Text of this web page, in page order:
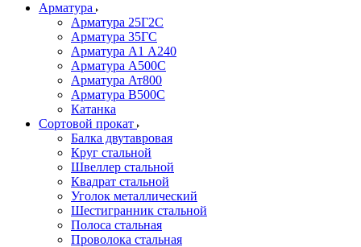
Арматура
Арматура 25Г2С
Арматура 35ГС
Арматура А1 А240
Арматура А500С
Арматура Ат800
Арматура В500С
Катанка
Сортовой прокат
Балка двутавровая
Круг стальной
Швеллер стальной
Квадрат стальной
Уголок металлический
Шестигранник стальной
Полоса стальная
Проволока стальная